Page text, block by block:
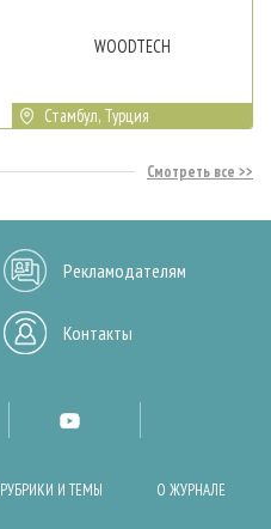
WOODTECH
Стамбул, Турция
Смотреть все
Рекламодателям
Контакты
РУБРИКИ И ТЕМЫ О ЖУРНАЛЕ